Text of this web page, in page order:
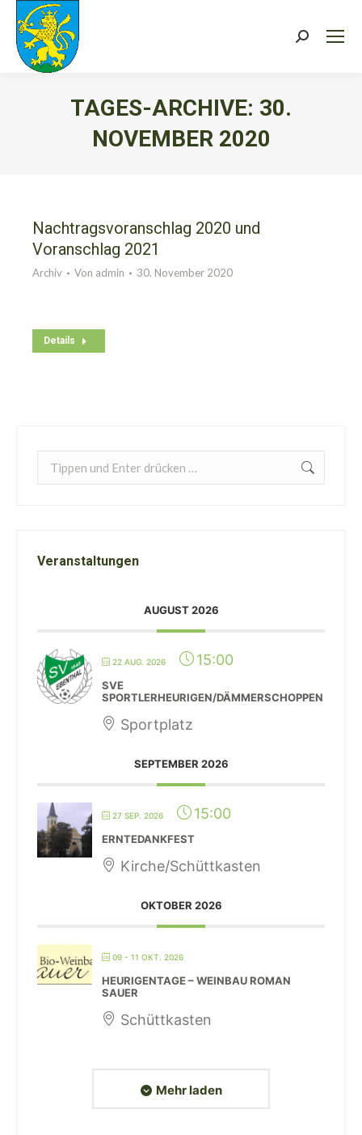
Search:
TAGES-ARCHIVE: 30.
NOVEMBER 2020
Nachtragsvoranschlag 2020 und
Voranschlag 2021
Archiv Von admin 30. November 2020
Details
Search:
Veranstaltungen
AUGUST 2026
22 AUG. 2026 15:00
SVE
SPORTLERHEURIGEN/DÄMMERSCHOPPEN
Sportplatz
SEPTEMBER 2026
27 SEP. 2026 15:00
ERNTEDANKFEST
Kirche/Schüttkasten
OKTOBER 2026
09 - 11 OKT. 2026
HEURIGENTAGE – WEINBAU ROMAN
SAUER
Schüttkasten
Mehr laden